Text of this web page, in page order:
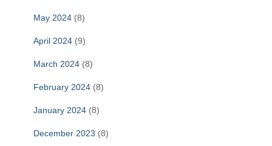
May 2024 (8)
April 2024 (9)
March 2024 (8)
February 2024 (8)
January 2024 (8)
December 2023 (8)